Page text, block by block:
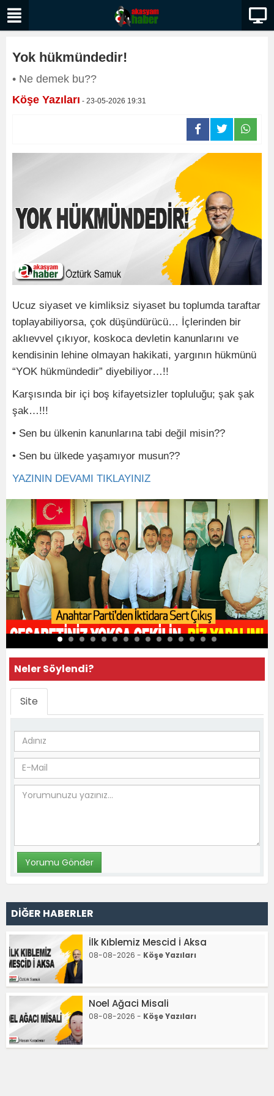
Yok hükmündedir!
• Ne demek bu??
Köşe Yazıları - 23-05-2026 19:31
Ucuz siyaset ve kimliksiz siyaset bu toplumda taraftar
toplayabiliyorsa, çok düşündürücü… İçlerinden bir
aklıevvel çıkıyor, koskoca devletin kanunlarını ve
kendisinin lehine olmayan hakikati, yargının hükmünü
“YOK hükmündedir” diyebiliyor…!!
Karşısında bir içi boş kifayetsizler topluluğu; şak şak
şak…!!!
• Sen bu ülkenin kanunlarına tabi değil misin??
• Sen bu ülkede yaşamıyor musun??
YAZININ DEVAMI TIKLAYINIZ
Neler Söylendi?
Site
DİĞER HABERLER
İlk Kıblemiz Mescid İ Aksa
08-08-2026 - Köşe Yazıları
Noel Ağaci Misali
08-08-2026 - Köşe Yazıları